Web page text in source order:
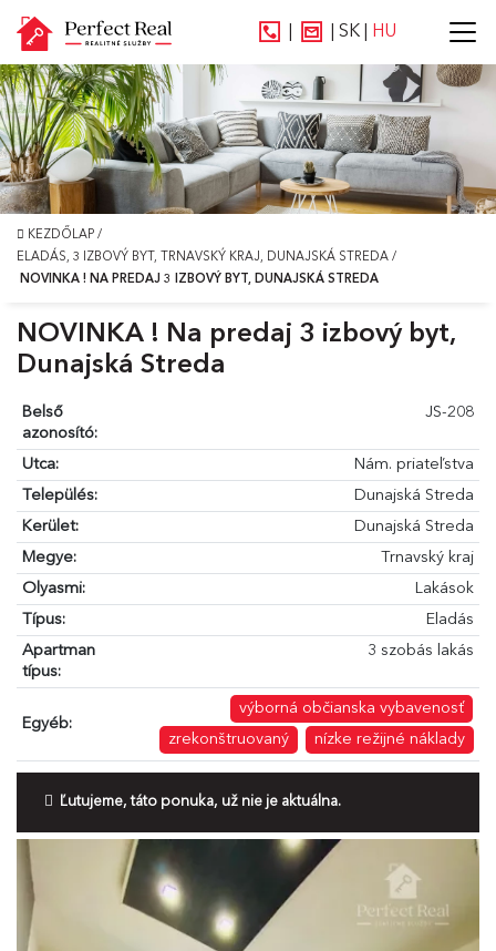
SK HU
KEZDŐLAP /
ELADÁS, 3 IZBOVÝ BYT, TRNAVSKÝ KRAJ, DUNAJSKÁ STREDA /
NOVINKA ! NA PREDAJ 3 IZBOVÝ BYT, DUNAJSKÁ STREDA
NOVINKA ! Na predaj 3 izbový byt,
Dunajská Streda
Belső
azonosító:
JS-208
Utca:
Nám. priateľstva
Település:
Dunajská Streda
Kerület:
Dunajská Streda
Megye:
Trnavský kraj
Olyasmi:
Lakások
Típus:
Eladás
Apartman
típus:
3 szobás lakás
Egyéb:
výborná občianska vybavenosť
zrekonštruovaný
nízke režijné náklady
Ľutujeme, táto ponuka, už nie je aktuálna.